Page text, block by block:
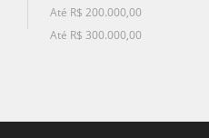
Até R$ 200.000,00
Até R$ 300.000,00